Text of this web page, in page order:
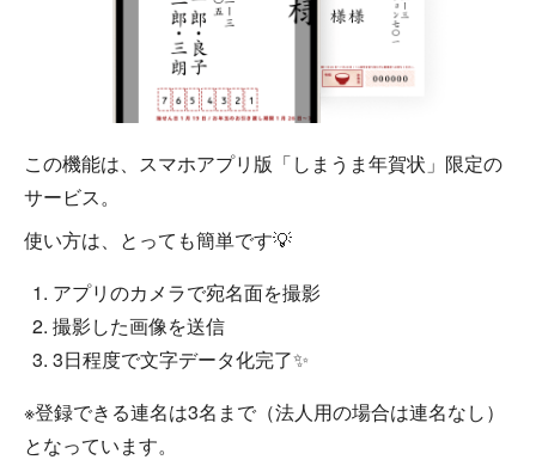
この機能は、スマホアプリ版「しまうま年賀状」限定の
サービス。
使い方は、とっても簡単です💡
アプリのカメラで宛名面を撮影
撮影した画像を送信
3日程度で文字データ化完了✨
※登録できる連名は3名まで（法人用の場合は連名なし）
となっています。